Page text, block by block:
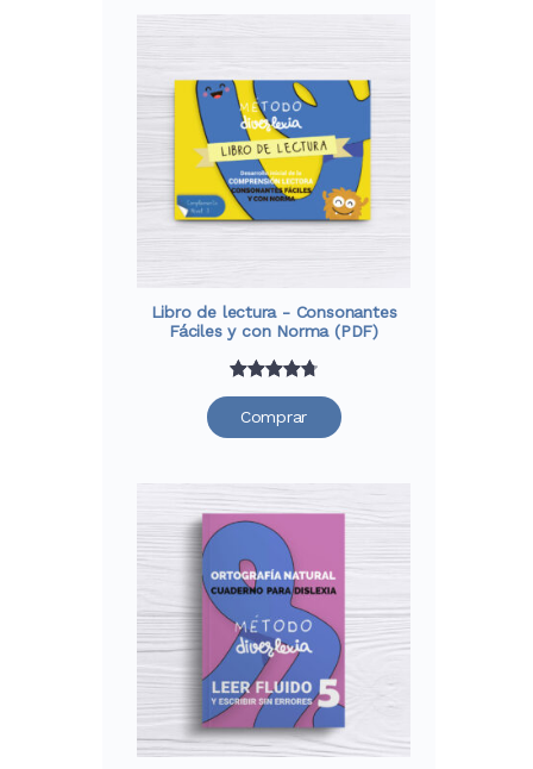
Libro de lectura - Consonantes
Fáciles y con Norma (PDF)
Valorado
con4.76
33
valoraciones
de
clientes
Comprar